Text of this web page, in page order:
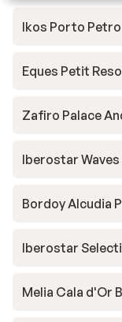
Ikos Porto Petro
Eques Petit
Zafiro Palace
Iberostar
Bordoy Alcudia
Iberostar
Melia Cala d'Or